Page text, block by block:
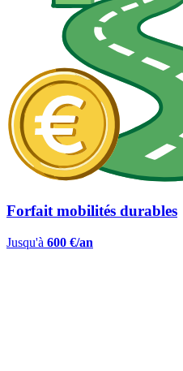
Forfait mobilités durables
Jusqu'à 600 €/an